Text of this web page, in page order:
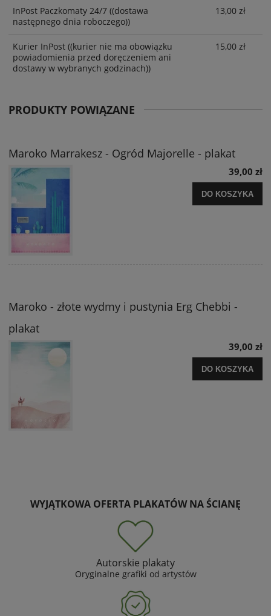
InPost Paczkomaty 24/7 ((dostawa
następnego dnia roboczego))
13,00 zł
Kurier InPost ((kurier nie ma obowiązku
powiadomienia przed doręczeniem ani
dostawy w wybranych godzinach))
15,00 zł
PRODUKTY POWIĄZANE
Maroko Marrakesz - Ogród Majorelle - plakat
39,00 zł
DO KOSZYKA
Maroko - złote wydmy i pustynia Erg Chebbi -
plakat
39,00 zł
DO KOSZYKA
WYJĄTKOWA OFERTA PLAKATÓW NA ŚCIANĘ
Autorskie plakaty
Oryginalne grafiki od artystów